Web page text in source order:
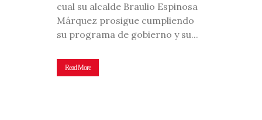
cual su alcalde Braulio Espinosa
Márquez prosigue cumpliendo
su programa de gobierno y su...
Read More